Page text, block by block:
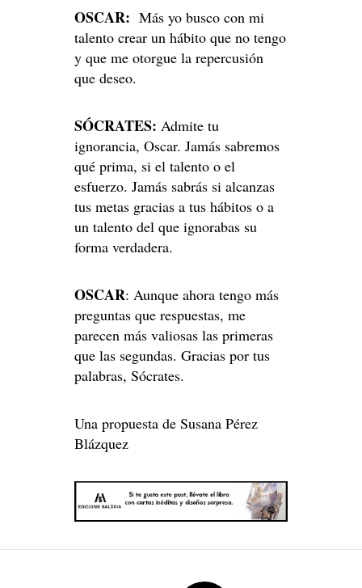
OSCAR: Más yo busco con mi
talento crear un hábito que no tengo
y que me otorgue la repercusión
que deseo.
SÓCRATES: Admite tu
ignorancia, Oscar. Jamás sabremos
qué prima, si el talento o el
esfuerzo. Jamás sabrás si alcanzas
tus metas gracias a tus hábitos o a
un talento del que ignorabas su
forma verdadera.
OSCAR: Aunque ahora tengo más
preguntas que respuestas, me
parecen más valiosas las primeras
que las segundas. Gracias por tus
palabras, Sócrates.
Una propuesta de Susana Pérez
Blázquez